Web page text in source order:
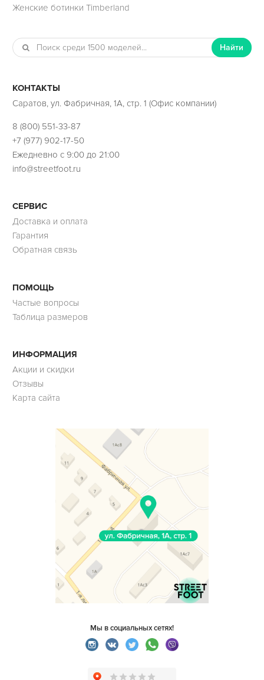
Женские ботинки Timberland
Найти
КОНТАКТЫ
Саратов, ул. Фабричная, 1А, стр. 1 (Офис компании)
8 (800) 551-33-87
+7 (977) 902-17-50
Ежедневно с 9:00 до 21:00
info@streetfoot.ru
СЕРВИС
Доставка и оплата
Гарантия
Обратная связь
ПОМОЩЬ
Частые вопросы
Таблица размеров
ИНФОРМАЦИЯ
Акции и скидки
Отзывы
Карта сайта
Мы в социальных сетях!